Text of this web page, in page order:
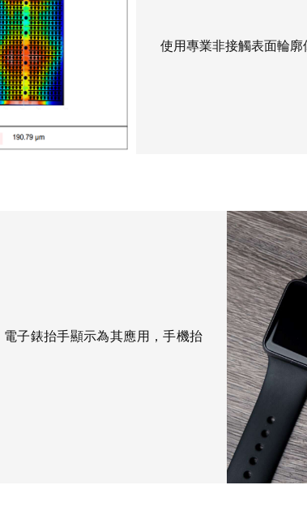
使用專業非接觸表面輪廓
子錶抬手顯示為其應用，手機抬